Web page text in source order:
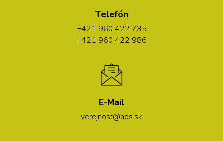
Telefón
+421 960 422 735
+421 960 422 986
E-Mail
verejnost@aos.sk